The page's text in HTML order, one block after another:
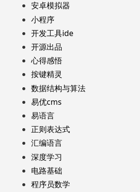
安卓模拟器
小程序
开发工具ide
开源出品
心得感悟
按键精灵
数据结构与算法
易优cms
易语言
正则表达式
汇编语言
深度学习
电路基础
程序员数学